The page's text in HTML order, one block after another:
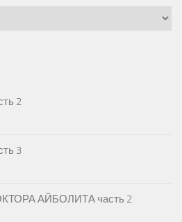
2
3
АЙБОЛИТА часть 2